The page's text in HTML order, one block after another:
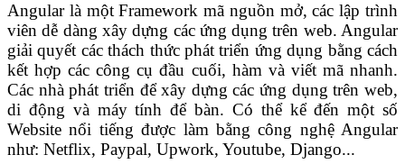
Angular là một Framework mã nguồn mở, các lập trình
viên dễ dàng xây dựng các ứng dụng trên web. Angular
giải quyết các thách thức phát triển ứng dụng bằng cách
kết hợp các công cụ đầu cuối, hàm và viết mã nhanh.
Các nhà phát triển để xây dựng các ứng dụng trên web,
di động và máy tính để bàn. Có thể kể đến một số
Website nổi tiếng được làm bằng công nghệ Angular
như: Netflix, Paypal, Upwork, Youtube, Django...